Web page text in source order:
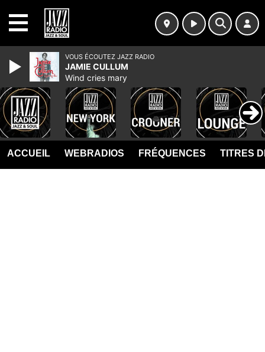
ACCUEIL WEBRADIOS FRÉQUENCES TITRES
VOUS ÉCOUTEZ JAZZ RADIO
JAMIE CULLUM
Wind cries mary